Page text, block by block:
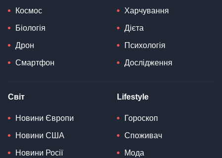
Космос
Біологія
Дрон
Смартфон
Харчування
Дієта
Психологія
Дослідження
Світ
Новини Європи
Новини США
Новини Росії
Lifestyle
Гороскоп
Споживач
Мода